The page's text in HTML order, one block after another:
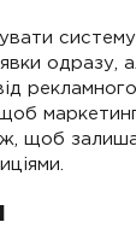
одразу,
щоб